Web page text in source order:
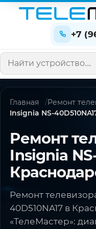
+7
Поиск по сайту
Главная
Ремонт
Insignia NS-
Ремонт
Insignia
Ремонт
40D510NA17 в
«ТелеМастер»: